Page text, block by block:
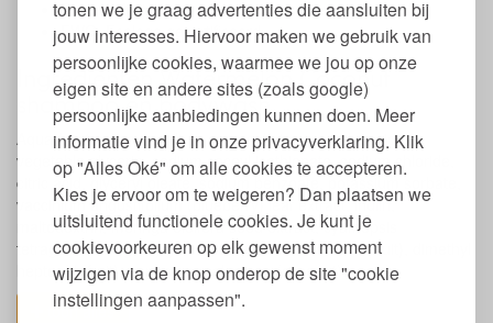
tonen we je graag advertenties die aansluiten bij
jouw interesses. Hiervoor maken we gebruik van
persoonlijke cookies, waarmee we jou op onze
eigen site en andere sites (zoals google)
persoonlijke aanbiedingen kunnen doen. Meer
informatie vind je in onze privacyverklaring. Klik
op "Alles Oké" om alle cookies te accepteren.
Kies je ervoor om te weigeren? Dan plaatsen we
uitsluitend functionele cookies. Je kunt je
cookievoorkeuren op elk gewenst moment
wijzigen via de knop onderop de site "cookie
instellingen aanpassen".
Dierproefvrij
EWG, Ecologo gecertificeerd
Ingrediënten Watermelon Coconut
shampoo en bodywash
Aqua / water / eau, sodium coco-sulfate, coco glucoside,
vegetable glycerin, sodium cocoyl isethionate, sodium chloride,
citric acid, glyceryl oleate, sodium benzoate, potassium sorbate,
vaccinium angustifolium (blueberry) leaf extract, inulin,
maltodextrin, moringa oleifera seed extract, cyamopsis
tetragonoloba (guar) gum, triethyl citrate, decanal (fruit), dimethyl
heptenal (fruit), gamma-nonalactone (coconut).
toon alles